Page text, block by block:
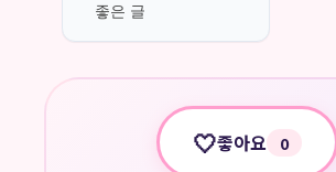
좋은 글
🤍좋아요 0